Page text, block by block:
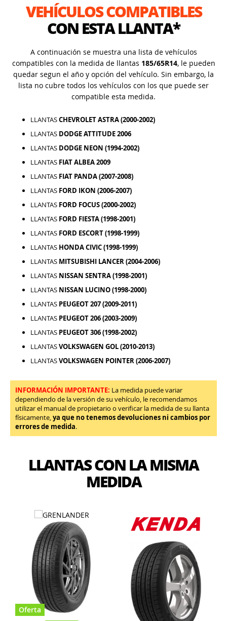
VEHÍCULOS COMPATIBLES
CON ESTA LLANTA*
A continuación se muestra una lista de vehículos
compatibles con la medida de llantas 185/65R14, le pueden
quedar segun el año y opción del vehículo. Sin embargo, la
lista no cubre todos los vehículos con los que puede ser
compatible esta medida.
LLANTASCHEVROLET ASTRA (2000-2002)
LLANTAS DODGE ATTITUDE 2006
LLANTAS DODGE NEON (1994-2002)
LLANTAS FIAT ALBEA 2009
LLANTAS FIAT PANDA (2007-2008)
LLANTAS FORD IKON (2006-2007)
LLANTAS FORD FOCUS (2000-2002)
LLANTAS FORD FIESTA (1998-2001)
LLANTAS FORD ESCORT (1998-1999)
LLANTAS HONDA CIVIC (1998-1999)
LLANTAS MITSUBISHI LANCER (2004-2006)
LLANTAS NISSAN SENTRA (1998-2001)
LLANTAS NISSAN LUCINO (1998-2000)
LLANTAS PEUGEOT 207 (2009-2011)
LLANTAS PEUGEOT 206 (2003-2009)
LLANTAS PEUGEOT 306 (1998-2002)
LLANTASVOLKSWAGEN GOL (2010-2013)
LLANTASVOLKSWAGEN POINTER (2006-2007)
INFORMACIÓN IMPORTANTE: La medida puede variar
dependiendo de la versión de su vehículo, le recomendamos
utilizar el manual de propietario o verificar la medida de su llanta
físicamente,ya que no tenemos devoluciones ni cambios por
errores de medida.
LLANTAS CON LA MISMA
MEDIDA
Oferta